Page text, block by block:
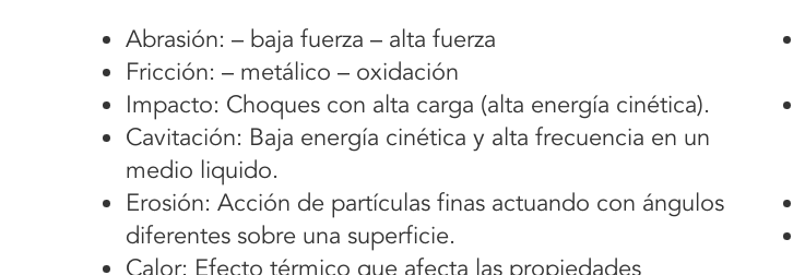
Abrasión: – baja fuerza – alta fuerza
Fricción: – metálico – oxidación
Impacto: Choques con alta carga (alta energía cinética).
Cavitación: Baja energía cinética y alta frecuencia en un
medio liquido.
Erosión: Acción de partículas finas actuando con ángulos
diferentes sobre una superficie.
Calor: Efecto térmico que afecta las propiedades